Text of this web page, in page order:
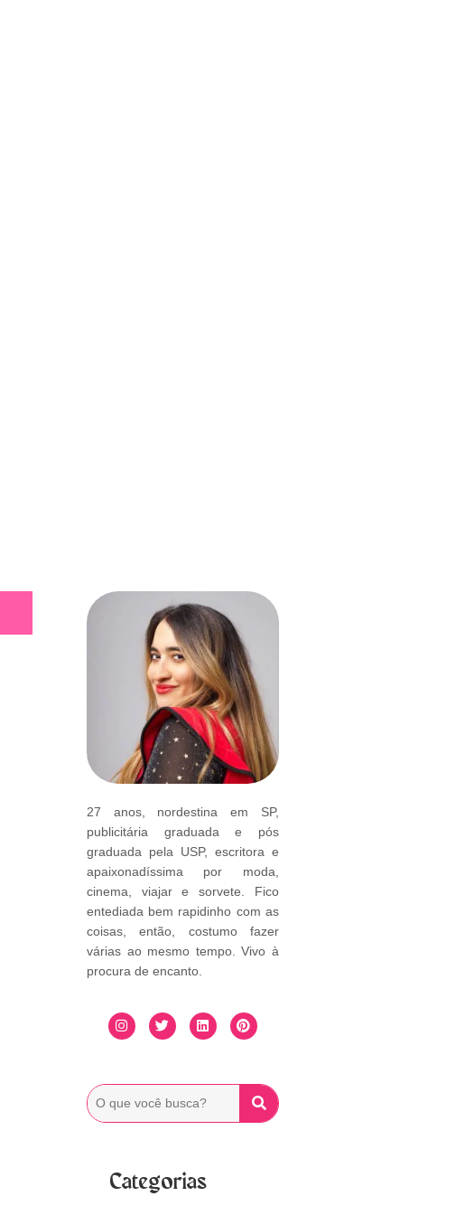
27 anos, nordestina em SP,
publicitária graduada e pós
graduada pela USP, escritora e
apaixonadíssima por moda,
cinema, viajar e sorvete. Fico
entediada bem rapidinho com as
coisas, então, costumo fazer
várias ao mesmo tempo. Vivo à
procura de encanto.
Categorias